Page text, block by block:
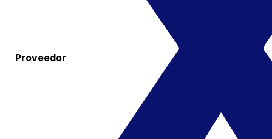
Proveedor